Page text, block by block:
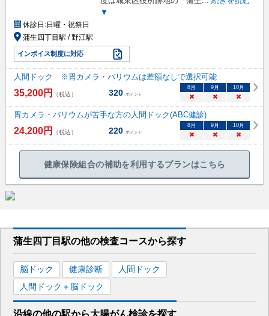
▼
休診日:日曜・祝祭日
蒲生四丁目駅 / 野江駅
インボイス制度に対応
人間ドック ※胃カメラ・バリウムは差額なしで選択可能
35,200円 （税込） 320 ポイント
8月 9月 10月
× × ×
胃カメラ・バリウムが苦手な方の人間ドック(ABC健診)
24,200円 （税込） 220 ポイント
8月 9月 10月
× × ×
健康保険組合の補助を利用するプランはこちら
蒲生四丁目駅の他の検査コースから探す
脳ドック 健康診断
人間ドック
人間ドック＋脳ドック
沿線の他の駅から大腸がん検診を探す